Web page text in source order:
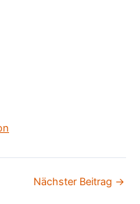
Nächster Beitrag →